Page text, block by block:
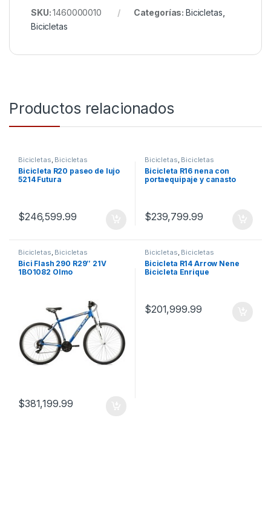
SKU:1460000010 Categorías: Bicicletas
Bicicletas
Productos relacionados
Bicicletas, Bicicletas
Bicicleta R20 paseo de lujo
5214 Futura
$246,599.99
Bicicletas, Bicicletas
Bicicleta R16 nena con
portaequipaje y canasto
$239,799.99
Bicicletas Bicicletas
Bici Flash 290 R29″ 21V
1BO1082 Olmo
$381,199.99
Bicicletas Bicicletas
Bicicleta R14 Arrow Nene
Bicicleta Enrique
$201,999.99